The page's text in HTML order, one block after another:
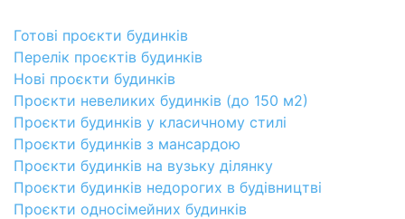
Готові проєкти будинків
Перелік проєктів будинків
Нові проєкти будинків
Проєкти невеликих будинків (до 150 м2)
Проєкти будинків у класичному стилі
Проєкти будинків з мансардою
Проєкти будинків на вузьку ділянку
Проєкти будинків недорогих в будівництві
Проєкти односімейних будинків